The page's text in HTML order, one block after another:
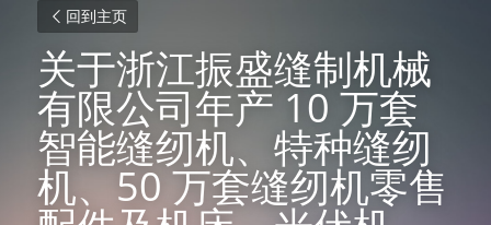
回到主页
关于浙江振盛缝制机械
有限公司年产 10 万套
智能缝纫机、特种缝纫
机、50 万套缝纫机零售